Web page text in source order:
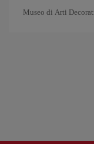
Museo di Arti